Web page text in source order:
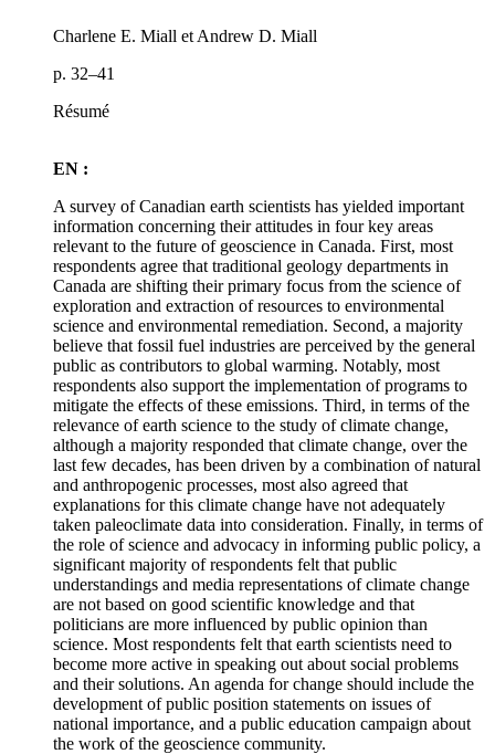
Charlene E. Miall et Andrew D. Miall
p. 32–41
Résumé
EN :
A survey of Canadian earth scientists has yielded important
information concerning their attitudes in four key areas
relevant to the future of geoscience in Canada. First, most
respondents agree that traditional geology departments in
Canada are shifting their primary focus from the science of
exploration and extraction of resources to environmental
science and environmental remediation. Second, a majority
believe that fossil fuel industries are perceived by the general
public as contributors to global warming. Notably, most
respondents also support the implementation of programs to
mitigate the effects of these emissions. Third, in terms of the
relevance of earth science to the study of climate change,
although a majority responded that climate change, over the
last few decades, has been driven by a combination of natural
and anthropogenic processes, most also agreed that
explanations for this climate change have not adequately
taken paleoclimate data into consideration. Finally, in terms of
the role of science and advocacy in informing public policy, a
significant majority of respondents felt that public
understandings and media representations of climate change
are not based on good scientific knowledge and that
politicians are more influenced by public opinion than
science. Most respondents felt that earth scientists need to
become more active in speaking out about social problems
and their solutions. An agenda for change should include the
development of public position statements on issues of
national importance, and a public education campaign about
the work of the geoscience community.